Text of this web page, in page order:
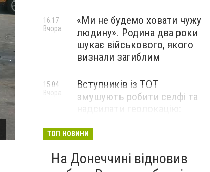
В Мариуполе на нерегулируемом перекрестке
«Ми не будемо ховати чужу
людину». Родина два роки
шукає військового, якого
визнали загиблим
16:17
Вчора
Вступників із ТОТ
змушують робити селфі та
до МОН
15:04
Вчора
ТОП НОВИНИ
На Донеччині відновив